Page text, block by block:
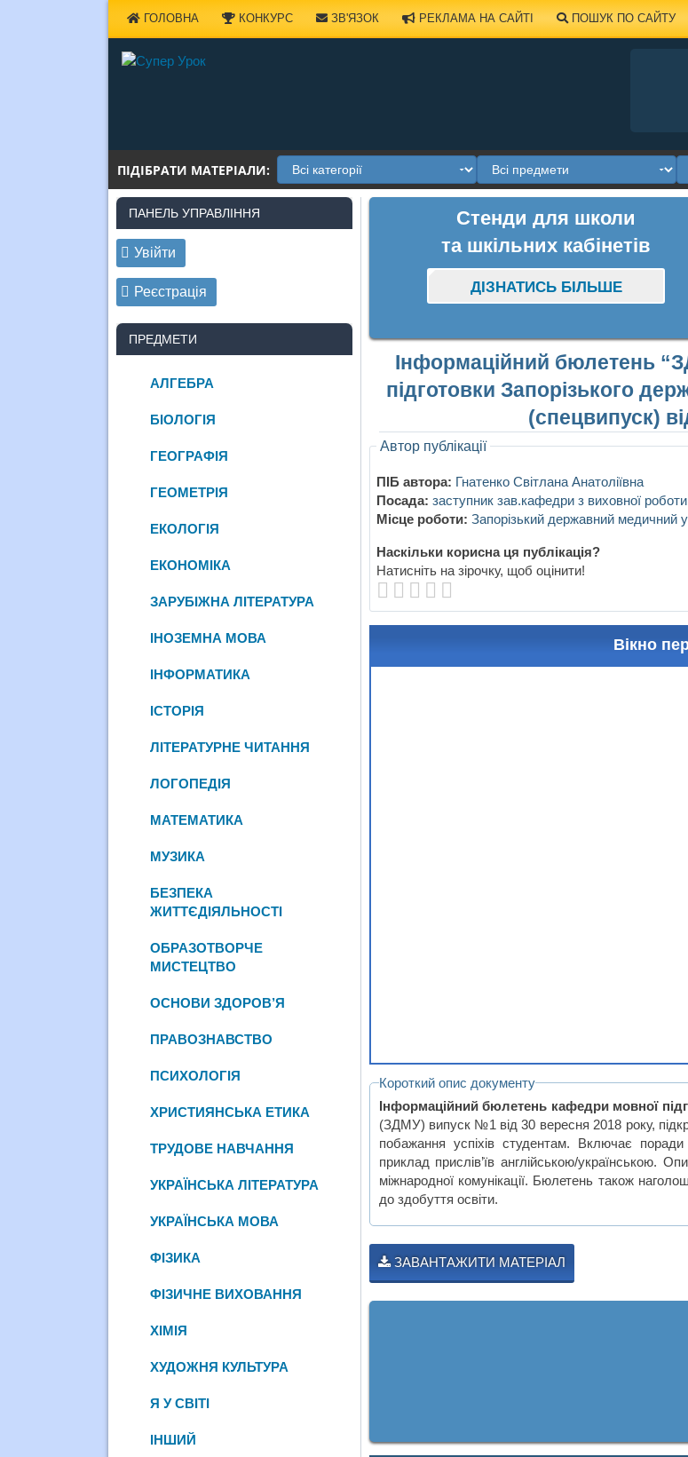
ГОЛОВНА КОНКУРС ЗВ'ЯЗОК РЕКЛАМА НА САЙТІ ПОШУК ПО САЙТУ
ПІДІБРАТИ МАТЕРІАЛИ:
Стенди для школи
та шкільних кабінетів
ДІЗНАТИСЬ БІЛЬШЕ
Інформаційний бюлетень
підготовки Запорізького
(спецвипуск)
Автор публікації
ПІБ автора: Гнатенко Світлана Анатоліївна
Посада: заступник зав.кафедри з виховної роботи
Місце роботи: Запорізький державний медичний
Наскільки корисна ця публікація?
Натисніть на зірочку, щоб оцінити!
Вікно
Короткий опис документу
Інформаційний бюлетень кафедри мовної
(ЗДМУ) випуск №1 від 30 вересня 2018 року,
побажання успіхів студентам. Включає
приклад прислів’їв англійською/українською.
міжнародної комунікації. Бюлетень також
до здобуття освіти.
ЗАВАНТАЖИТИ МАТЕРІАЛ
ПАНЕЛЬ УПРАВЛІННЯ
Увійти
Реєстрація
ПРЕДМЕТИ
АЛГЕБРА
БІОЛОГІЯ
ГЕОГРАФІЯ
ГЕОМЕТРІЯ
ЕКОЛОГІЯ
ЕКОНОМІКА
ЗАРУБІЖНА ЛІТЕРАТУРА
ІНОЗЕМНА МОВА
ІНФОРМАТИКА
ІСТОРІЯ
ЛІТЕРАТУРНЕ ЧИТАННЯ
ЛОГОПЕДІЯ
МАТЕМАТИКА
МУЗИКА
БЕЗПЕКА
ЖИТТЄДІЯЛЬНОСТІ
ОБРАЗОТВОРЧЕ
МИСТЕЦТВО
ОСНОВИ ЗДОРОВ’Я
ПРАВОЗНАВСТВО
ПСИХОЛОГІЯ
ХРИСТИЯНСЬКА ЕТИКА
ТРУДОВЕ НАВЧАННЯ
УКРАЇНСЬКА ЛІТЕРАТУРА
УКРАЇНСЬКА МОВА
ФІЗИКА
ФІЗИЧНЕ ВИХОВАННЯ
ХІМІЯ
ХУДОЖНЯ КУЛЬТУРА
Я У СВІТІ
ІНШИЙ